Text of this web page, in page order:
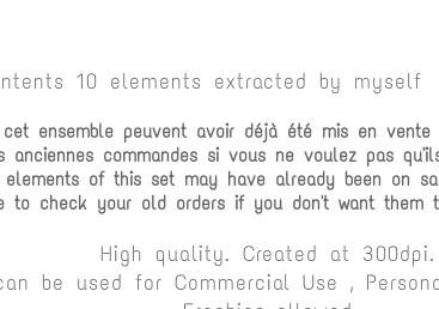
10 elements extracted by myself
ensemble peuvent avoir déjà été mis en
anciennes commandes si vous ne voulez pas
elements of this set may have already been on
to check your old orders if you don't want them
High quality. Created at 300dpi.
be used for Commercial Use ,